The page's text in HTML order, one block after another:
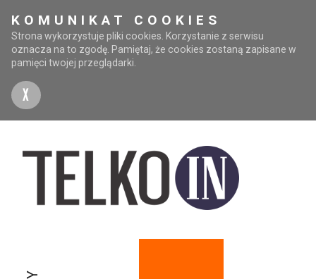
KOMUNIKAT COOKIES
Strona wykorzystuje pliki cookies. Korzystanie z serwisu
oznacza na to zgodę. Pamiętaj, że cookies zostaną zapisane w
pamięci twojej przeglądarki.
X